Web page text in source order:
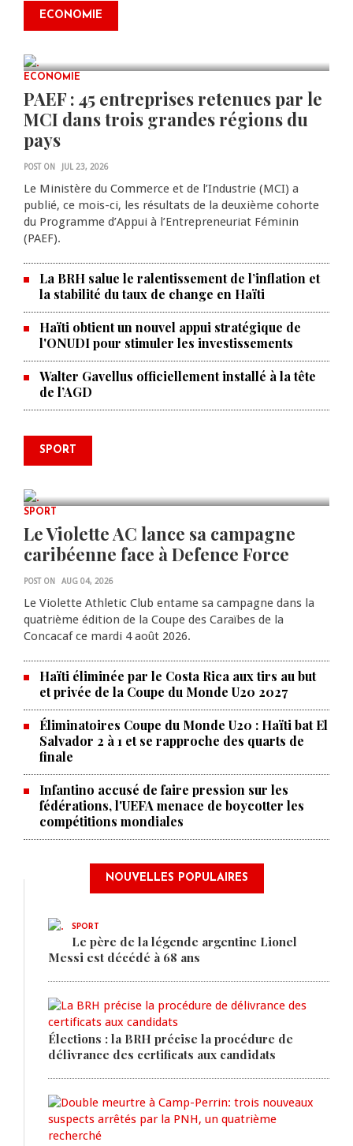
ECONOMIE
0 COMMENTS
2ᵉ édition de ses Journées
scientifiques
ECONOMIE
PAEF : 45 entreprises retenues par le
MCI dans trois grandes régions du
pays
POST ON JUL 23, 2026
Le Ministère du Commerce et de l’Industrie (MCI) a
publié, ce mois-ci, les résultats de la deuxième cohorte
du Programme d’Appui à l’Entrepreneuriat Féminin
(PAEF).
La BRH salue le ralentissement de l’inflation et
la stabilité du taux de change en Haïti
Haïti obtient un nouvel appui stratégique de
l'ONUDI pour stimuler les investissements
Walter Gavellus officiellement installé à la tête
de l’AGD
SPORT
0 COMMENTS
Le père de la légende argentine
Lionel Messi est décédé à 68 ans
SPORT
Le Violette AC lance sa campagne
caribéenne face à Defence Force
POST ON AUG 04, 2026
Le Violette Athletic Club entame sa campagne dans la
quatrième édition de la Coupe des Caraïbes de la
Concacaf ce mardi 4 août 2026.
Haïti éliminée par le Costa Rica aux tirs au but
et privée de la Coupe du Monde U20 2027
Éliminatoires Coupe du Monde U20 : Haïti bat El
Salvador 2 à 1 et se rapproche des quarts de
finale
Infantino accusé de faire pression sur les
fédérations, l'UEFA menace de boycotter les
compétitions mondiales
NOUVELLES POPULAIRES
SPORT
Le père de la légende argentine Lionel
Messi est décédé à 68 ans
Élections : la BRH précise la procédure de
délivrance des certificats aux candidats